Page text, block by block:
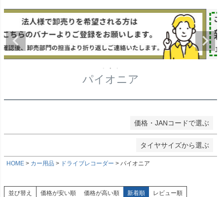
パイオニア
価格・JANコードで選ぶ
価格
〜
在庫なし商品
在庫なし商品を表示しない
検索
タイヤサイズから選ぶ
★タイヤ幅
★偏平率
HOME カー用品 ドライブレコーダー パイオニア
並び替え 価格が安い順 価格が高い順 新着順 レビュー順